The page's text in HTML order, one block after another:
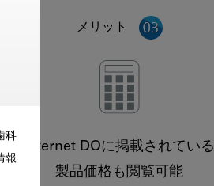
科
報
メリット
Internet DOに掲載されている
製品価格も閲覧可能